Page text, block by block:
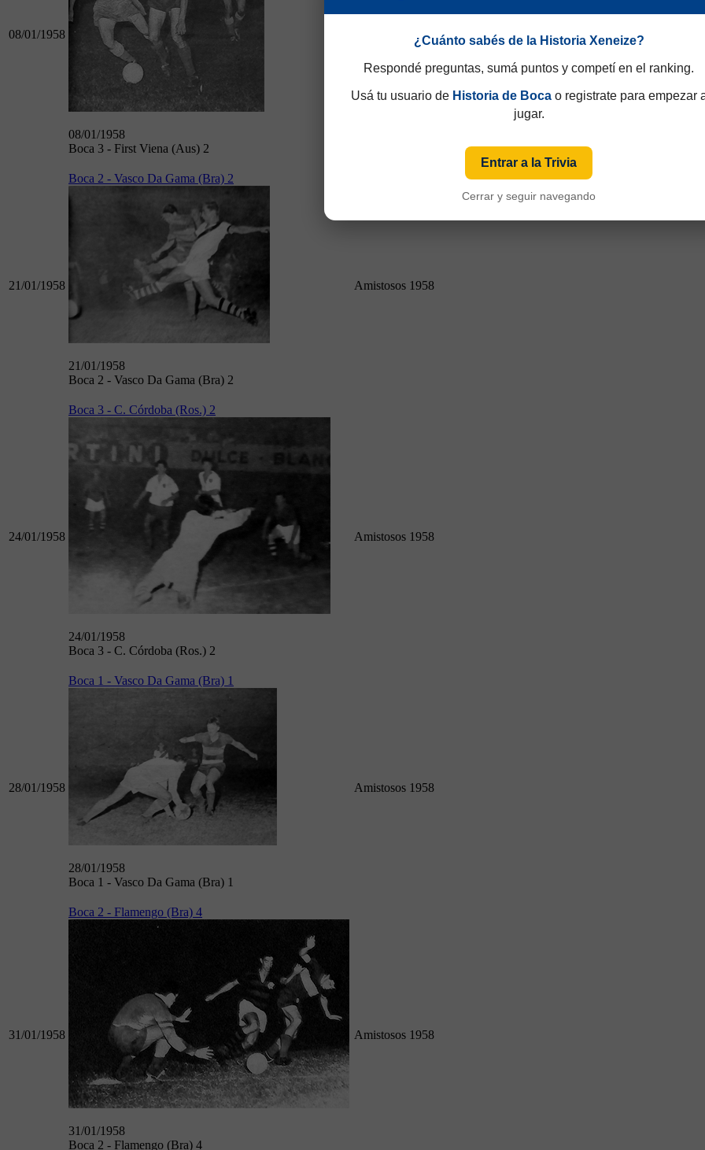
08/01/1958
08/01/1958
Boca 3 - First Viena (Aus) 2
Amistosos 1958
21/01/1958
Boca 2 - Vasco Da Gama (Bra) 2
21/01/1958
Boca 2 - Vasco Da Gama (Bra) 2
Amistosos 1958
24/01/1958
Boca 3 - C. Córdoba (Ros.) 2
24/01/1958
Boca 3 - C. Córdoba (Ros.) 2
Amistosos 1958
28/01/1958
Boca 1 - Vasco Da Gama (Bra) 1
28/01/1958
Boca 1 - Vasco Da Gama (Bra) 1
Amistosos 1958
31/01/1958
Boca 2 - Flamengo (Bra) 4
31/01/1958
Boca 2 - Flamengo (Bra) 4
Amistosos 1958
¿Cuánto sabés de la Historia Xeneize?
Respondé preguntas, sumá puntos y competí en el ranking.
Usá tu usuario de Historia de Bocao registrate para empezar
jugar.
Entrar a la Trivia
Cerrar y seguir navegando